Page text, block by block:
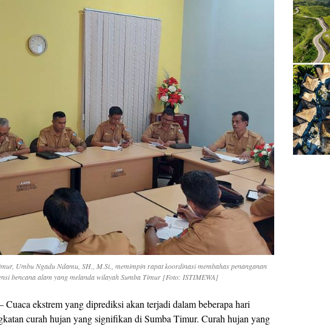
Umbu Ngadu Ndamu, SH., M.Si., memimpin rapat koordinasi membahas penanganan
bencana alam yang melanda wilayah Sumba Timur [Foto: ISTIMEWA]
Cuaca ekstrem yang diprediksi akan terjadi dalam beberapa hari
curah hujan yang signifikan di Sumba Timur. Curah hujan yang